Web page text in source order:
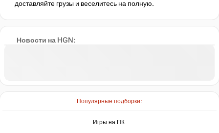
Новости на HGN:
Популярные подборки:
Игры на ПК
доставляйте грузы и веселитесь на полную.